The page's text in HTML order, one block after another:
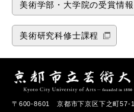
美術学部・大学院の受賞情報
美術研究科修士課程
〒600-8601 京都市下京区下之町57-1